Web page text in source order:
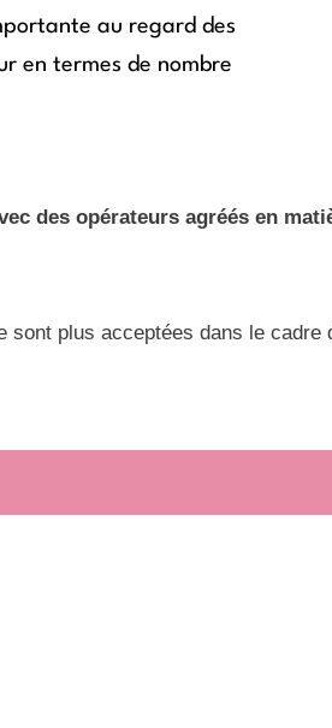
au regard des
en termes de nombre
des opérateurs agréés en
plus acceptées dans le cadre